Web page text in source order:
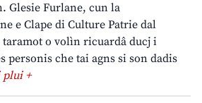
Glesie Furlane, cun la
e Clape di Culture Patrie dal
taramot o volìn ricuardâ ducj i
personis che tai agns si son dadis
+